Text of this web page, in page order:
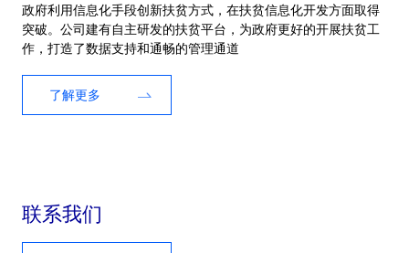
政府利用信息化手段创新扶贫方式，在扶贫信息化开发方面取得
突破。公司建有自主研发的扶贫平台，为政府更好的开展扶贫工
作，打造了数据支持和通畅的管理通道
了解更多
联系我们